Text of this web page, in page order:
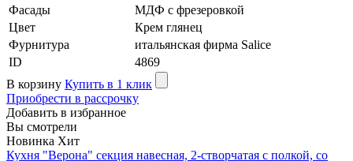
Фасады
МДФ с фрезеровкой
Цвет
Крем глянец
Фурнитура
итальянская фирма Salice
ID
4869
В корзину Купить в 1 клик
Приобрести в рассрочку
Добавить в избранное
Вы смотрели
Новинка Хит
Кухня "Верона" секция навесная, 2-створчатая с полкой, со